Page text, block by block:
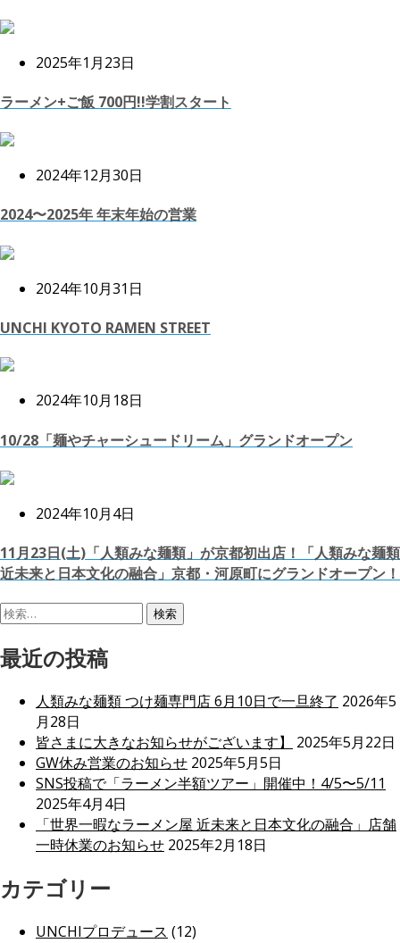
2025年1月23日
ラーメン+ご飯 700円!!学割スタート
2024年12月30日
2024〜2025年 年末年始の営業
2024年10月31日
UNCHI KYOTO RAMEN STREET
2024年10月18日
10/28「麺やチャーシュードリーム」グランドオープン
2024年10月4日
11月23日(土)「人類みな麺類」が京都初出店！「人類みな麺類
近未来と日本文化の融合」京都・河原町にグランドオープン！
検
最近の投稿
人類みな麺類 つけ麺専門店 6月10日で一旦終了 2026年5
月28日
皆さまに大きなお知らせがございます】
2025年5月22日
GW休み営業のお知らせ 2025年5月5日
SNS投稿で「ラーメン半額ツアー」開催中！4/5〜5/11
2025年4月4日
「世界一暇なラーメン屋 近未来と日本文化の融合」店舗
一時休業のお知らせ 2025年2月18日
カテゴリー
UNCHIプロデュース (12)